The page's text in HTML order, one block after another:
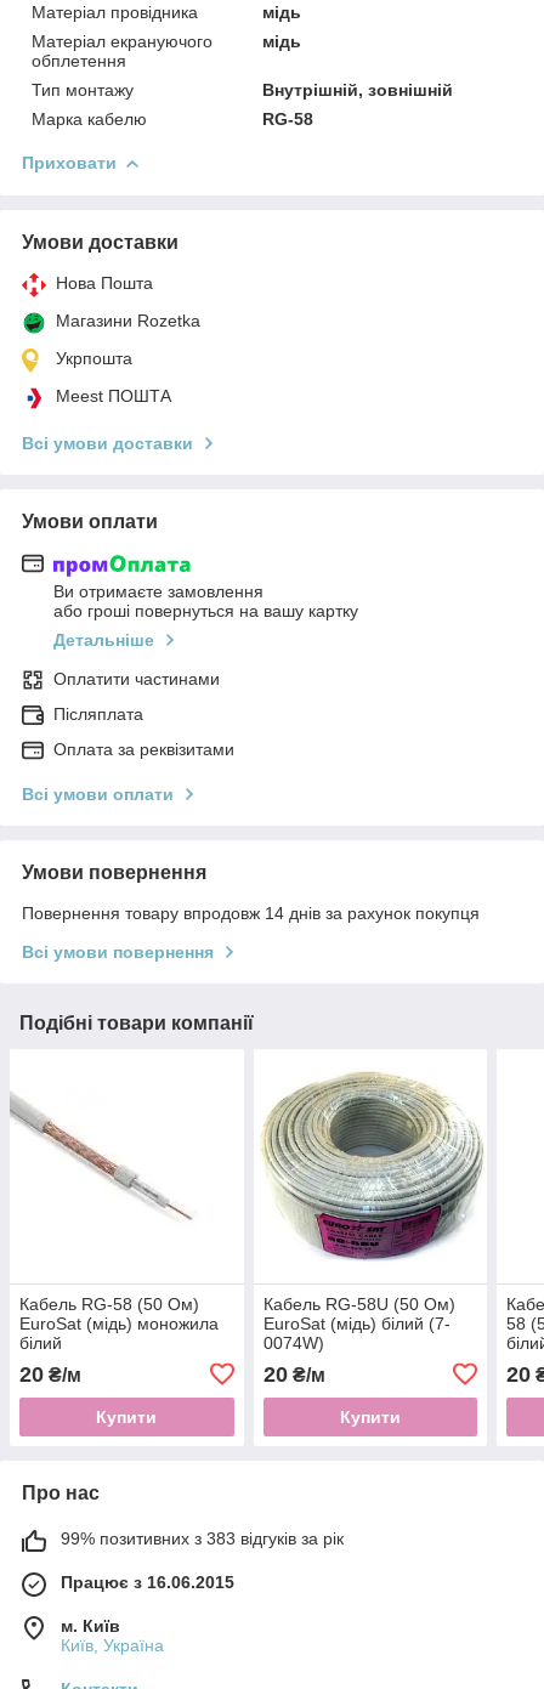
Матеріал провідника
мідь
Матеріал екрануючого
обплетення
мідь
Тип монтажу
Внутрішній, зовнішній
Марка кабелю
RG-58
Приховати
Умови доставки
Нова Пошта
Магазини Rozetka
Укрпошта
Meest ПОШТА
Всі умови доставки
Умови оплати
Ви отримаєте замовлення
або гроші повернуться на вашу картку
Детальніше
Оплатити частинами
Післяплата
Оплата за реквізитами
Всі умови оплати
Умови повернення
Повернення товару впродовж 14 днів за рахунок покупця
Всі умови повернення
Подібні товари компанії
Кабель RG-58 (50 Ом)
EuroSat (мідь) моножила
білий
20 ₴/м
Купити
Кабель RG-58U (50 Ом)
EuroSat (мідь) білий (7-
0074W)
20₴/м
Купити
58
20
Про нас
99% позитивних з 383 відгуків за рік
Працює з 16.06.2015
м. Київ
Київ, Україна